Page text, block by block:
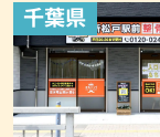
千葉県